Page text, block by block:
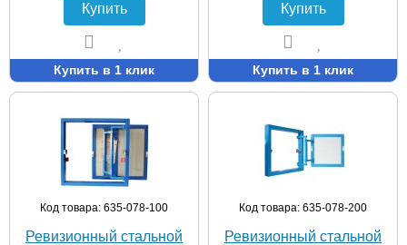
Купить
Купить в 1 клик
Купить
Купить в 1 клик
Код товара: 635-078-100
Ревизионный стальной
Код товара: 635-078-200
Ревизионный стальной